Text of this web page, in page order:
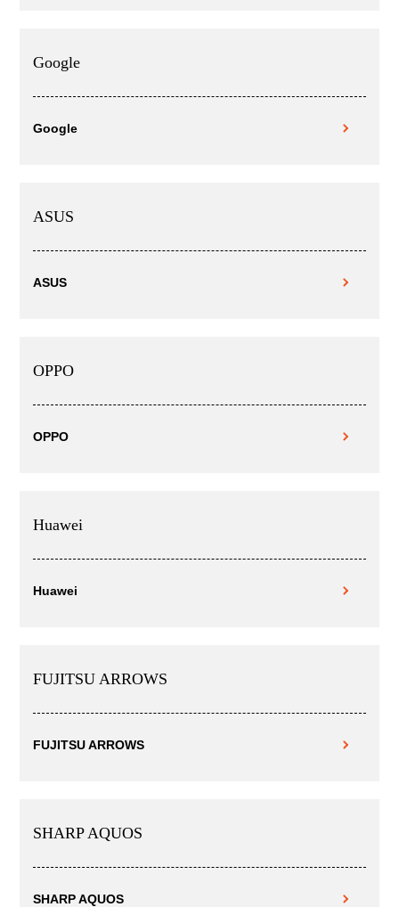
Google
Google
ASUS
ASUS
OPPO
OPPO
Huawei
Huawei
FUJITSU ARROWS
FUJITSU ARROWS
SHARP AQUOS
SHARP AQUOS